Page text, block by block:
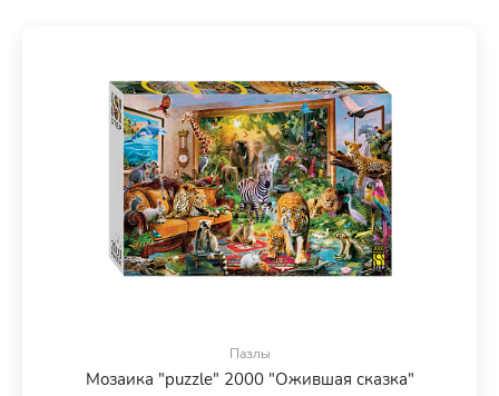
Пазлы
Мозаика "puzzle" 2000 "Ожившая сказка"